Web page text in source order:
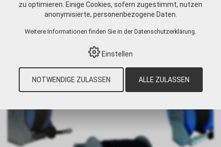
Diesel
LAGERTECHNIK
SCHLAUCHAUFROLLER › OFFEN › DIESEL
DN 16 / 20
zu optimieren. Einige Cookies, sofern zugestimmt, nutzen
anonymisierte, personenbezogene Daten.
Weitere Informationen finden Sie in der Datenschutzerklärung.
Einstellen
NOTWENDIGE ZULASSEN ALLE ZULASSEN